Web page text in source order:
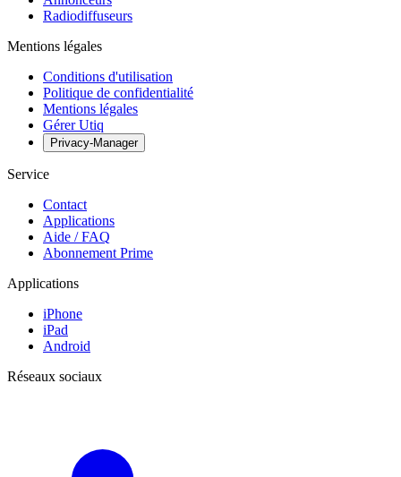
Radiodiffuseurs
Mentions légales
Conditions d'utilisation
Politique de confidentialité
Mentions légales
Gérer Utiq
Privacy-Manager
Service
Contact
Applications
Aide / FAQ
Abonnement Prime
Applications
iPhone
iPad
Android
Réseaux sociaux